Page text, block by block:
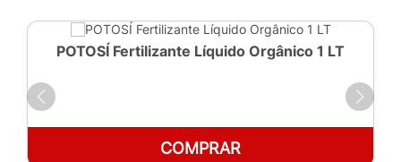
POTOSÍ Fertilizante Líquido Orgânico 1 LT
COMPRAR